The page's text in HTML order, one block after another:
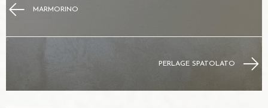
MARMORINO
PERLAGE SPATOLATO